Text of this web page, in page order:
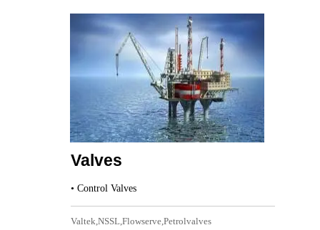
Valves​​​​​​​
• Control Valves
Valtek,NSSL,Flowserve,Petrolvalves